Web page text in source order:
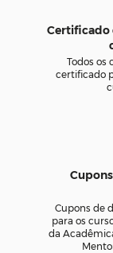
Certificado
Todos os
certificado
Cupons de
para os
da